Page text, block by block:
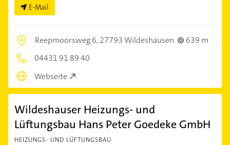
E-Mail
Reepmoorsweg 6,27793 Wildeshausen
639 m
04431 91 89 40
Webseite
Wildeshauser Heizungs- und
Lüftungsbau Hans Peter Goedeke GmbH
HEIZUNGS- UND LÜFTUNGSBAU